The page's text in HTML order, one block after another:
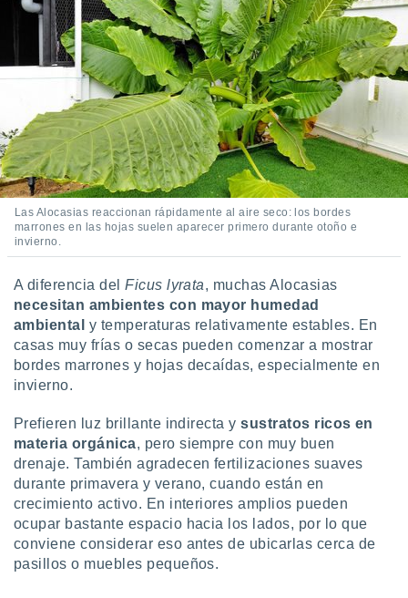
e
mediante
publicidad
publicidad
Las Alocasias reaccionan rápidamente al aire seco: los bordes
marrones en las hojas suelen aparecer primero durante otoño e
invierno.
A diferencia del Ficus lyrata, muchas Alocasias
necesitan ambientes con mayor humedad
ambiental y temperaturas relativamente estables. En
casas muy frías o secas pueden comenzar a mostrar
bordes marrones y hojas decaídas, especialmente en
invierno.
Prefieren luz brillante indirecta ysustratos ricos en
materia orgánica, pero siempre con muy buen
drenaje. También agradecen fertilizaciones suaves
durante primavera y verano, cuando están en
crecimiento activo. En interiores amplios pueden
ocupar bastante espacio hacia los lados, por lo que
conviene considerar eso antes de ubicarlas cerca de
pasillos o muebles pequeños.